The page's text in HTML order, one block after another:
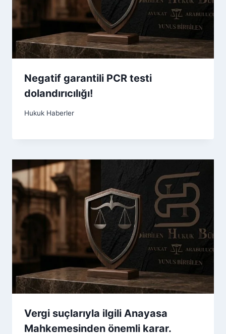
Negatif garantili PCR testi
dolandırıcılığı!
Hukuk Haberler
Vergi suçlarıyla ilgili Anayasa
Mahkemesinden önemli karar.